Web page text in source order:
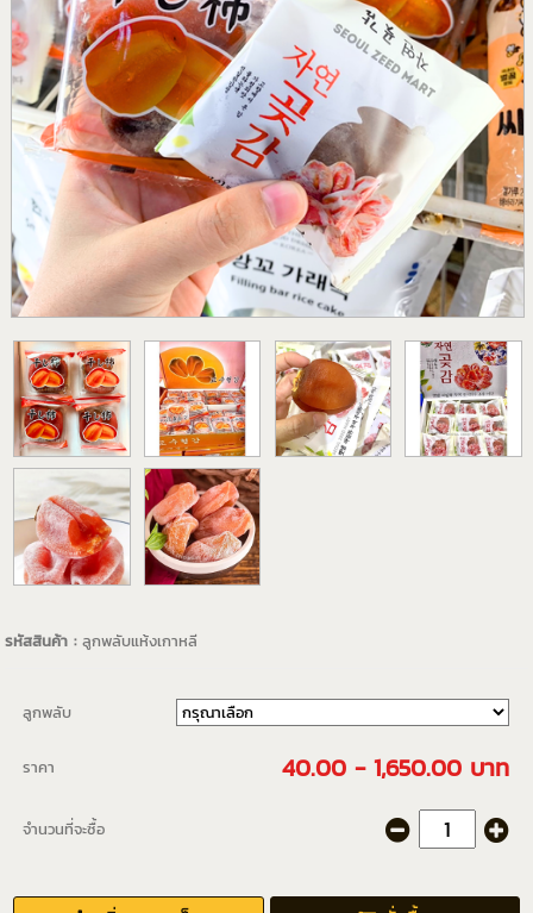
รหัสสินค้า :ลูกพลับแห้งเกาหลี
ลูกพลับ
ราคา 40.00 - 1,650.00 บาท
จำนวนที่จะซื้อ